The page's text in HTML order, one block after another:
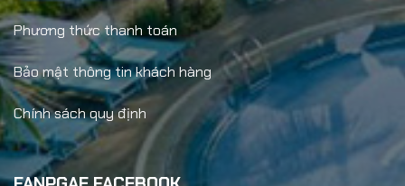
Phương thức thanh toán
Bảo mật thông tin khách hàng
Chính sách quy định